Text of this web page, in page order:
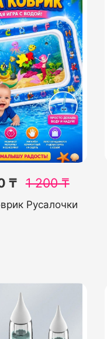
₸ 1 200₸
Русалочки